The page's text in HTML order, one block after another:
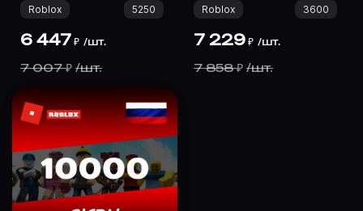
Roblox 5250
6 447 ₽ /шт.
7 007 ₽ /шт.
Roblox 3600
7 229 ₽ /шт.
7 858 ₽ /шт.